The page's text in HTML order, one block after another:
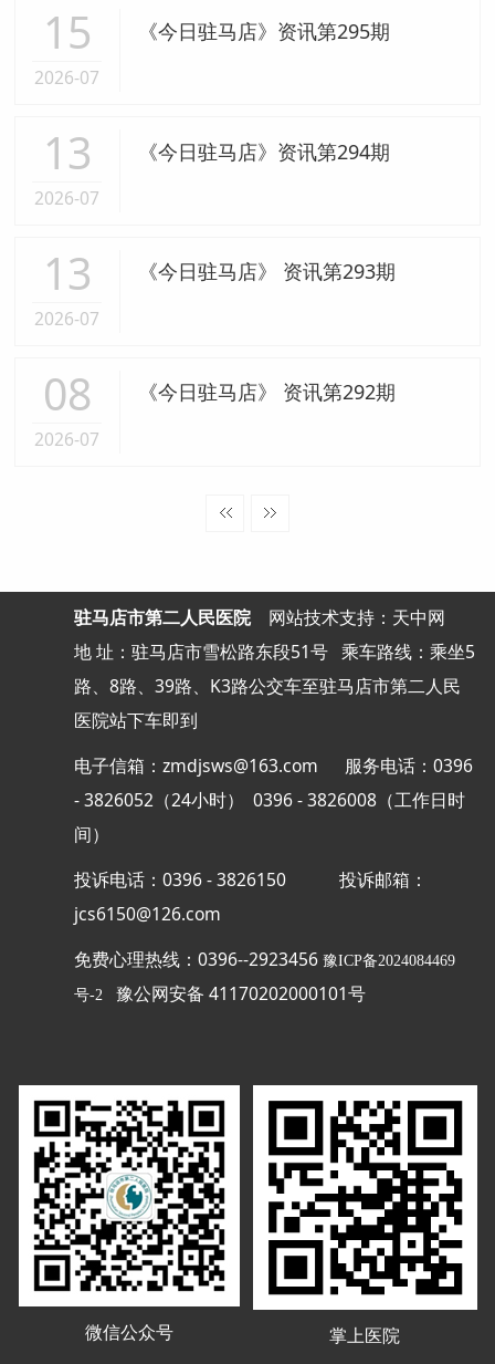
15
2026-07
《今日驻马店》资讯第295期
13
2026-07
《今日驻马店》资讯第294期
13
2026-07
《今日驻马店》 资讯第293期
08
2026-07
《今日驻马店》 资讯第292期
驻马店市第二人民医院 网站技术支持：天中网
地 址：驻马店市雪松路东段51号 乘车路线：乘坐5
路、8路、39路、K3路公交车至驻马店市第二人民
医院站下车即到
电子信箱：zmdjsws@163.com 服务电话：0396
- 3826052（24小时） 0396 - 3826008（工作日时
间）
投诉电话：0396 - 3826150投诉邮箱：
jcs6150@126.com
免费心理热线：0396--2923456 豫ICP备2024084469
号-2 豫公网安备 41170202000101号
微信公众号 掌上医院